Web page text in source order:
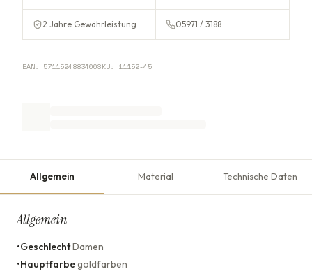
2 Jahre Gewährleistung 05971 / 3188
EAN: 5711524883400SKU: 11152-45
Allgemein Material Technische Daten
Allgemein
•GeschlechtDamen
•Hauptfarbegoldfarben